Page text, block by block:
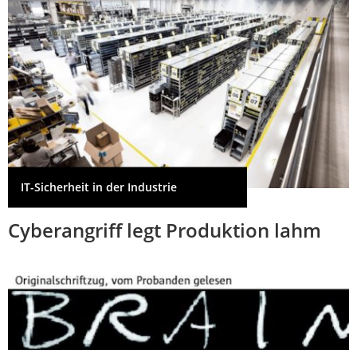
IT-Sicherheit in der Industrie
Cyberangriff legt Produktion lahm